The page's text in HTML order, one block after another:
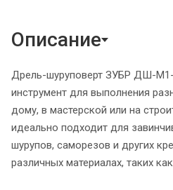
Описание
Дрель-шуруповерт ЗУБР ДШ-
инструмент для выполнения
дому, в мастерской или на
идеально подходит для
шурупов, саморезов и других
различных материалах, таких